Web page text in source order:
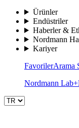
Ürünler
Endüstriler
Haberler &
Nordmann
Kariyer
FavorilerArama
Nordmann Lab+